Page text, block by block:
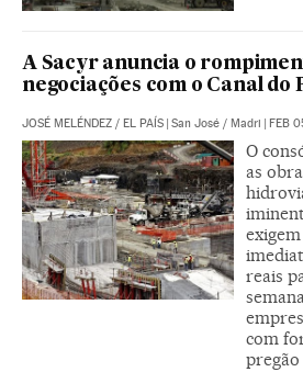
A Sacyr anuncia o
negociações com o Canal do
JOSÉ MELÉNDEZ / EL PAÍS San José / Madri FEB
O
as
reais
com